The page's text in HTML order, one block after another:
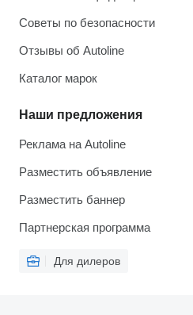
Советы по безопасности
Отзывы об Autoline
Каталог марок
Наши предложения
Реклама на Autoline
Разместить объявление
Разместить баннер
Партнерская программа
Для дилеров